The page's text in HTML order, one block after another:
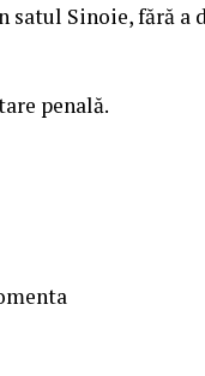
Sinoie, fără a
penală.